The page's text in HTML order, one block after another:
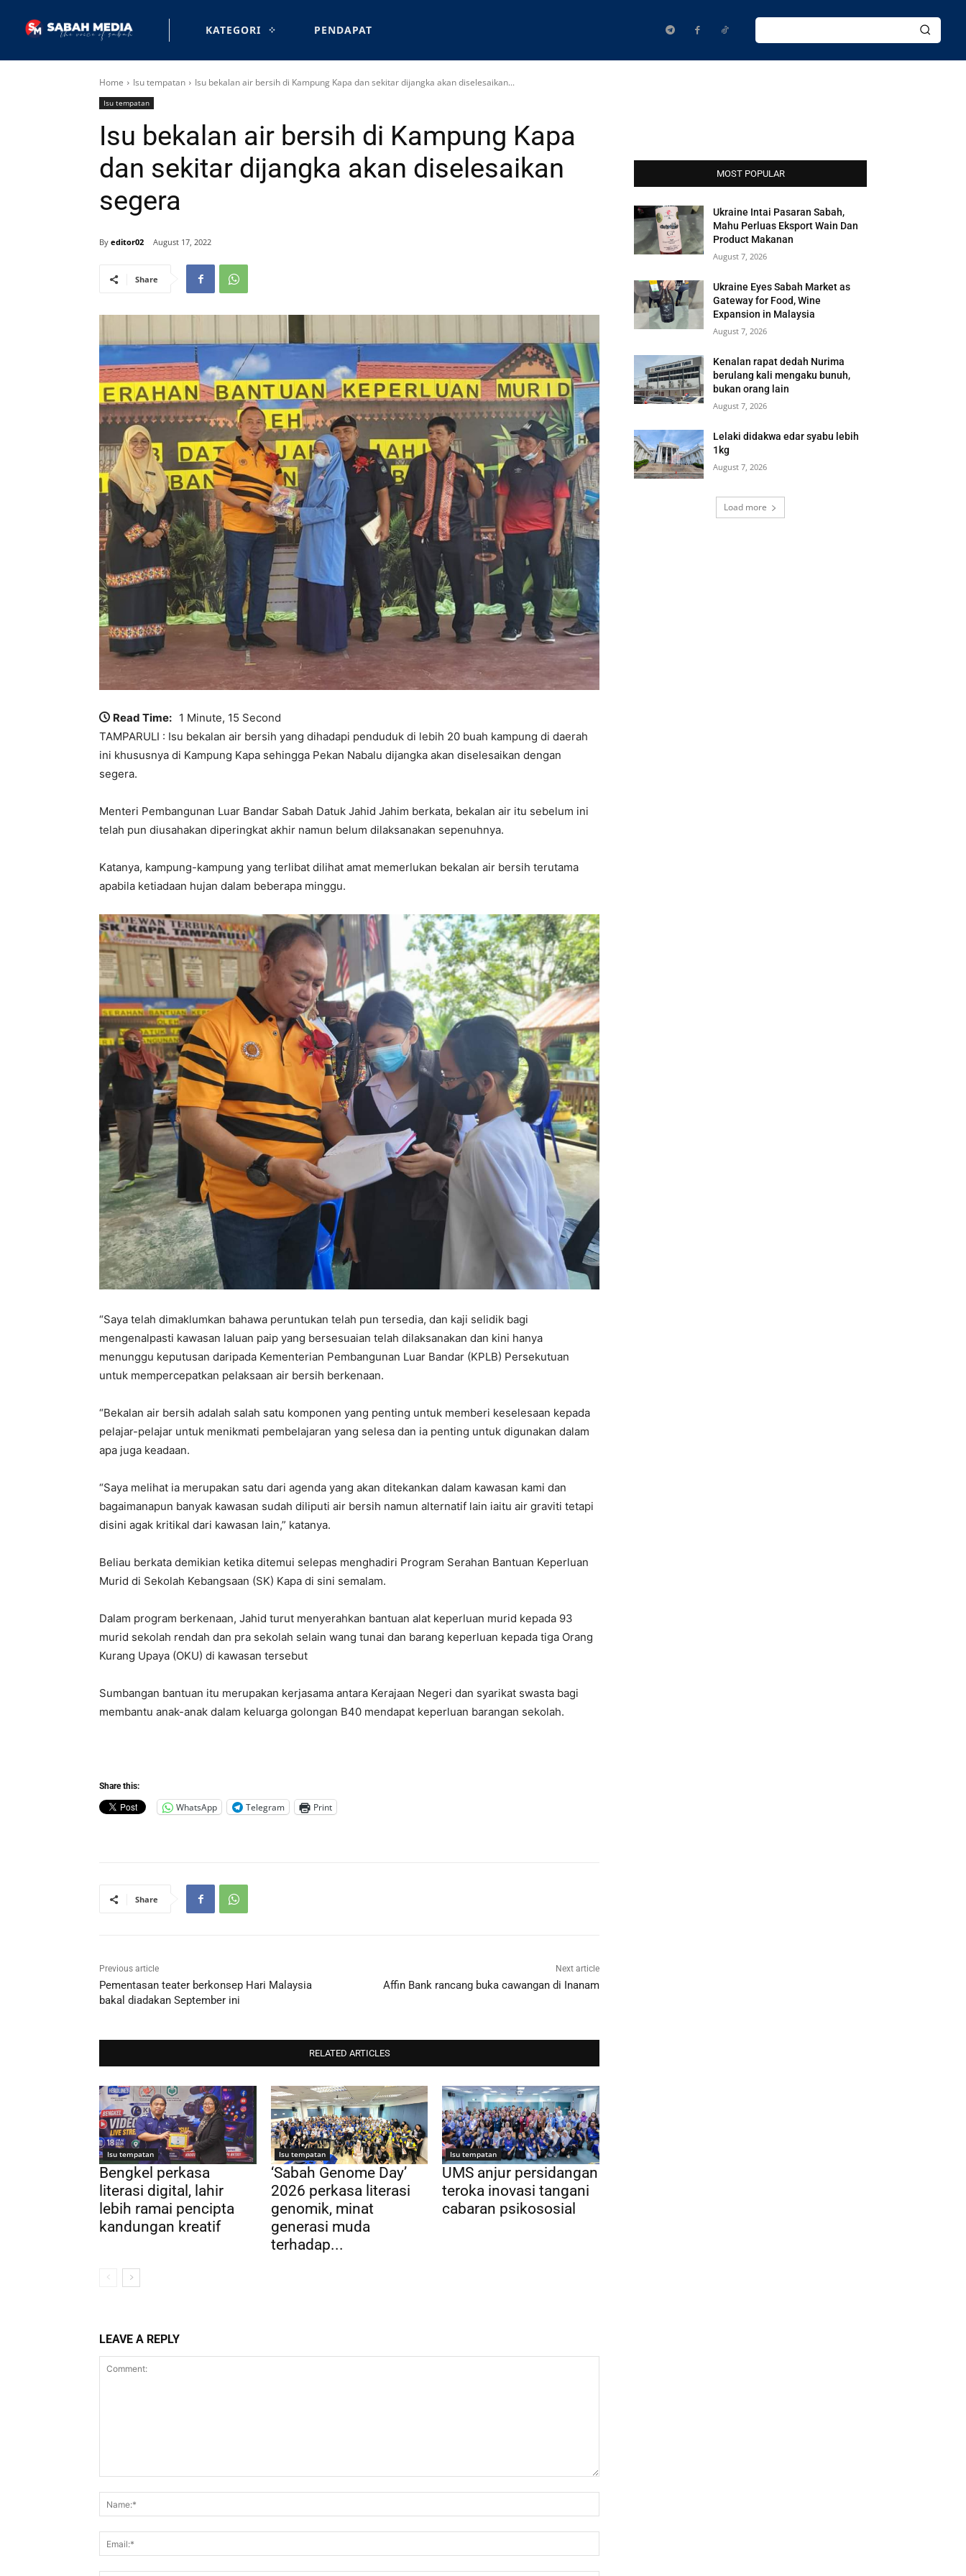
KATEGORI PENDAPAT
Home Isu tempatan Isu bekalan air bersih di Kampung Kapa dan sekitar dijangka akan diselesaikan...
Isu tempatan
Isu bekalan air bersih di Kampung Kapa
dan sekitar dijangka akan diselesaikan
segera
By editor02 August 17, 2022
Share
Read Time: 1 Minute, 15 Second
TAMPARULI : Isu bekalan air bersih yang dihadapi penduduk di lebih 20 buah kampung di daerah
ini khususnya di Kampung Kapa sehingga Pekan Nabalu dijangka akan diselesaikan dengan
segera.
Menteri Pembangunan Luar Bandar Sabah Datuk Jahid Jahim berkata, bekalan air itu sebelum ini
telah pun diusahakan diperingkat akhir namun belum dilaksanakan sepenuhnya.
Katanya, kampung-kampung yang terlibat dilihat amat memerlukan bekalan air bersih terutama
apabila ketiadaan hujan dalam beberapa minggu.
“Saya telah dimaklumkan bahawa peruntukan telah pun tersedia, dan kaji selidik bagi
mengenalpasti kawasan laluan paip yang bersesuaian telah dilaksanakan dan kini hanya
menunggu keputusan daripada Kementerian Pembangunan Luar Bandar (KPLB) Persekutuan
untuk mempercepatkan pelaksaan air bersih berkenaan.
“Bekalan air bersih adalah salah satu komponen yang penting untuk memberi keselesaan kepada
pelajar-pelajar untuk menikmati pembelajaran yang selesa dan ia penting untuk digunakan dalam
apa juga keadaan.
“Saya melihat ia merupakan satu dari agenda yang akan ditekankan dalam kawasan kami dan
bagaimanapun banyak kawasan sudah diliputi air bersih namun alternatif lain iaitu air graviti tetapi
disini agak kritikal dari kawasan lain,” katanya.
Beliau berkata demikian ketika ditemui selepas menghadiri Program Serahan Bantuan Keperluan
Murid di Sekolah Kebangsaan (SK) Kapa di sini semalam.
Dalam program berkenaan, Jahid turut menyerahkan bantuan alat keperluan murid kepada 93
murid sekolah rendah dan pra sekolah selain wang tunai dan barang keperluan kepada tiga Orang
Kurang Upaya (OKU) di kawasan tersebut
Sumbangan bantuan itu merupakan kerjasama antara Kerajaan Negeri dan syarikat swasta bagi
membantu anak-anak dalam keluarga golongan B40 mendapat keperluan barangan sekolah.
Share this:
WhatsApp Telegram Print
Share
Previous article
Pementasan teater berkonsep Hari Malaysia
bakal diadakan September ini
Next article
Affin Bank rancang buka cawangan di Inanam
RELATED ARTICLES
Isu tempatan
Bengkel perkasa
literasi digital, lahir
lebih ramai pencipta
kandungan kreatif
Isu tempatan
‘Sabah Genome Day’
2026 perkasa literasi
genomik, minat
generasi muda
terhadap...
Isu tempatan
UMS anjur persidangan
teroka inovasi tangani
cabaran psikososial
LEAVE A REPLY
MOST POPULAR
Ukraine Intai Pasaran Sabah,
Mahu Perluas Eksport Wain Dan
Product Makanan
August 7, 2026
Ukraine Eyes Sabah Market as
Gateway for Food, Wine
Expansion in Malaysia
August 7, 2026
Kenalan rapat dedah Nurima
berulang kali mengaku bunuh,
bukan orang lain
August 7, 2026
Lelaki didakwa edar syabu lebih
1kg
August 7, 2026
Load more